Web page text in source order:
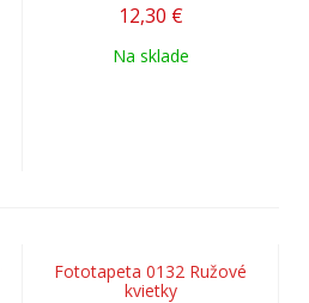
12,30 €
Na sklade
Fototapeta 0132 Ružové
kvietky